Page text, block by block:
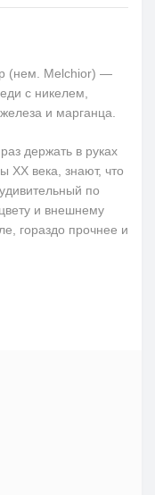
(нем. Melchior) —
с никелем,
и марганца.
держать в руках
ХХ века, знают, что
по
и внешнему
гораздо прочнее и